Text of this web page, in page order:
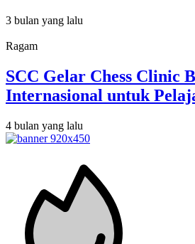
3 bulan yang lalu
Ragam
SCC Gelar Chess Clinic
Internasional untuk
4 bulan yang lalu